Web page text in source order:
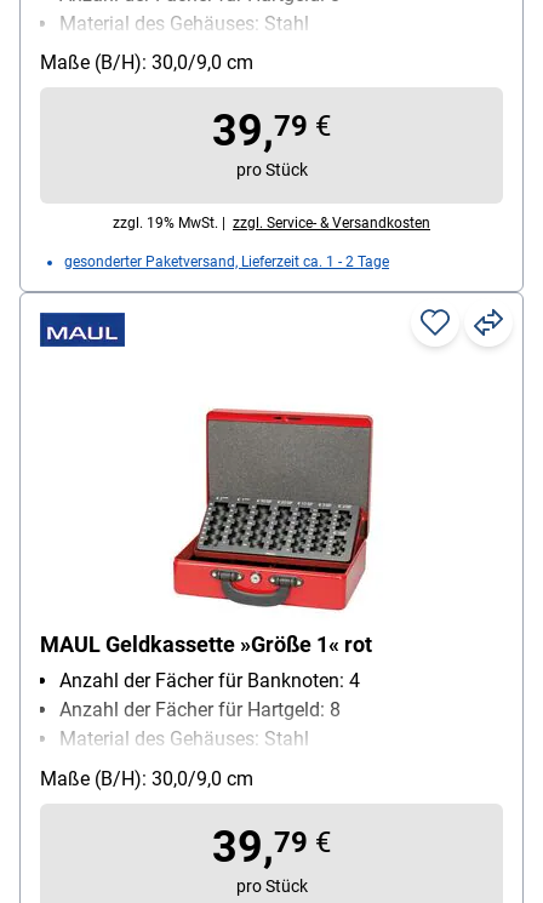
Material des Gehäuses: Stahl
Schließungsart: Zylinderschloss
Maße (B/H): 30,0/9,0 cm
39,79 €
pro Stück
zzgl. 19% MwSt. | zzgl. Service- & Versandkosten
gesonderter Paketversand, Lieferzeit ca. 1 - 2 Tage
MAUL Geldkassette »Größe 1« rot
Anzahl der Fächer für Banknoten: 4
Anzahl der Fächer für Hartgeld: 8
Material des Gehäuses: Stahl
Schließungsart: Zylinderschloss
Maße (B/H): 30,0/9,0 cm
39,79 €
pro Stück